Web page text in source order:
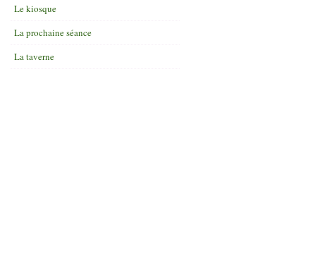
Le kiosque
La prochaine séance
La taverne